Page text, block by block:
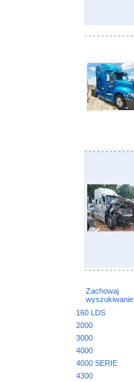
Zachowaj
wyszukiwanie
160 LDS
2000
3000
4000
4000 SERIE
4300